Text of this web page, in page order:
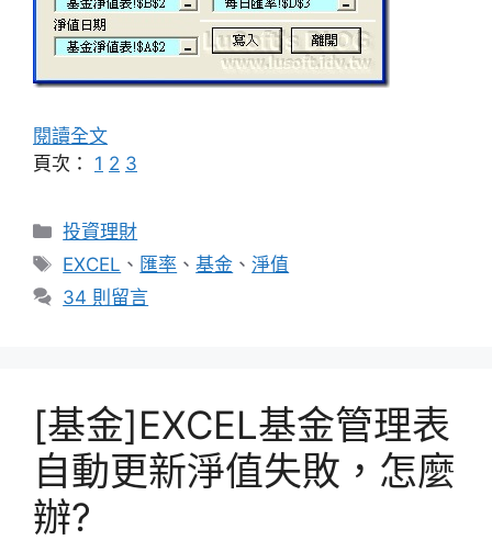
閱讀全文
頁次： 1 2 3
分
類
投資理財
標
籤
EXCEL 、 匯率 、基金 、淨值
34 則留言
[基金]EXCEL基金管理表
自動更新淨值失敗，怎麼
辦?